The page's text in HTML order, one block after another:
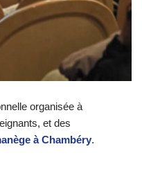
organisée à
et des
à Chambéry.